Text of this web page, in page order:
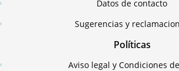
Datos de contacto
Sugerencias y
Políticas
Aviso legal y Condiciones